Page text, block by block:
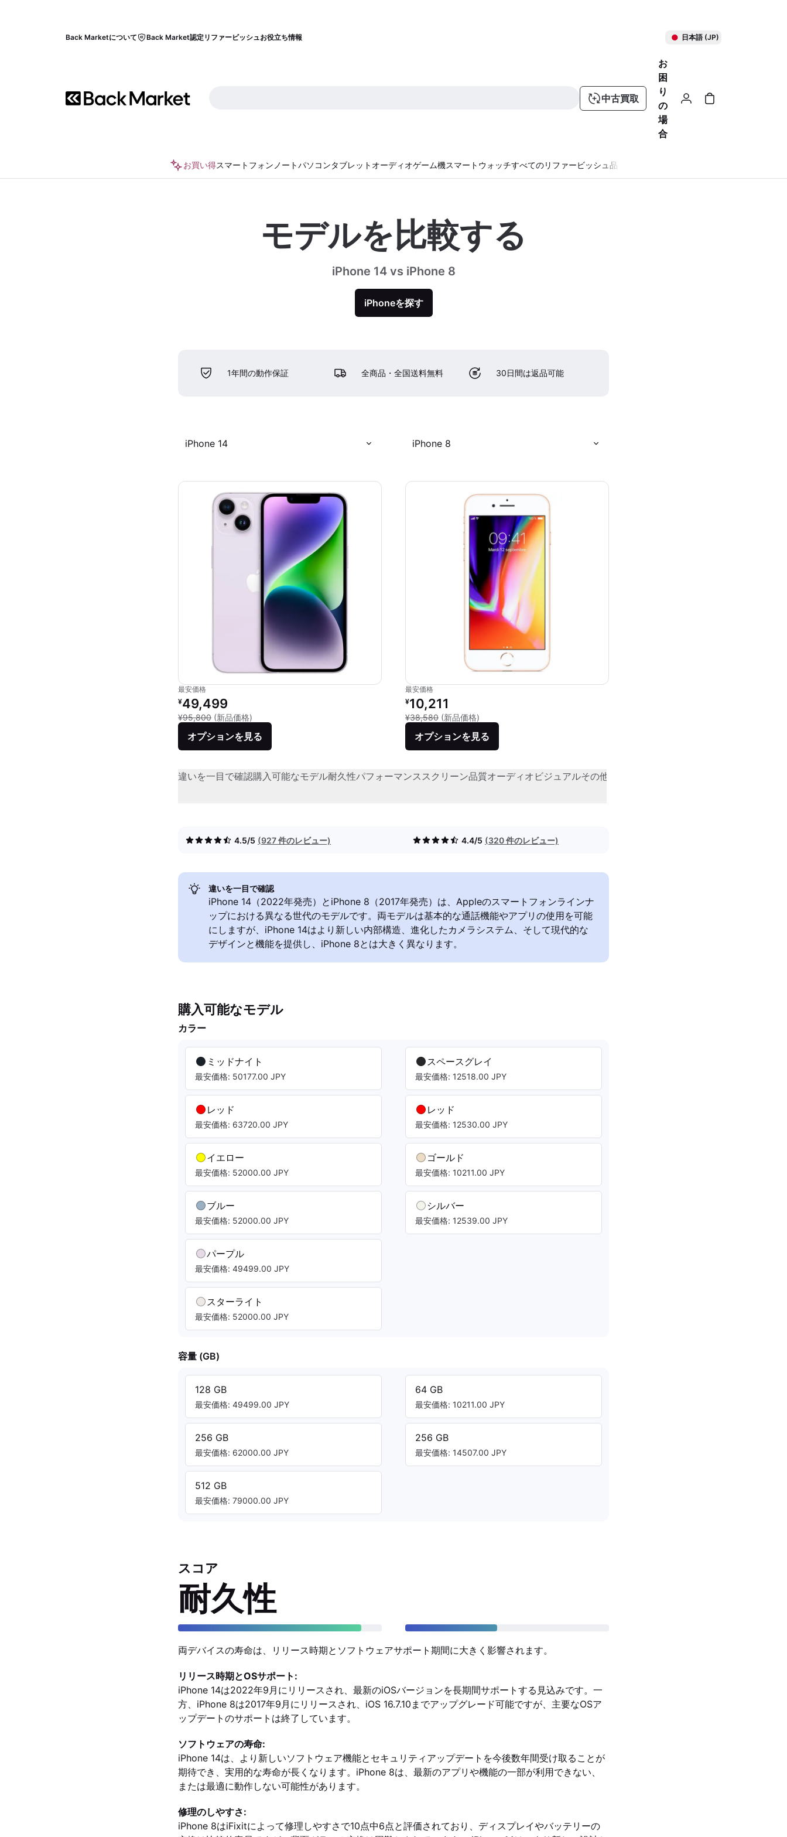
Back Marketについて Back Market認定リファービッシュお役立ち情報 日本語 (JP)
中古買取
お
困
り
の
場
合
お買い得スマートフォン ノートパソコンタブレット オーディオゲーム機スマートウォッチすべてのリファービッシュ品
モデルを比較する
iPhone 14 vs iPhone 8
iPhoneを探す
1年間の動作保証 全商品・全国送料無料 30日間は返品可能
iPhone 14 iPhone 8
最安価格
リファービッシュ品の価格：
¥49,499
¥95,800 (新品価格)
オプションを見る
最安価格
リファービッシュ品の価格：
¥10,211
¥38,580 (新品価格)
オプションを見る
違いを一目で確認購入可能なモデル耐久性パフォーマンススクリーン品質オーディオビジュアルその他
4.5/5 (927 件のレビュー) 4.4/5 (320 件のレビュー)
違いを一目で確認
iPhone 14（2022年発売）とiPhone 8（2017年発売）は、Appleのスマートフォンラインナ
ップにおける異なる世代のモデルです。両モデルは基本的な通話機能やアプリの使用を可能
にしますが、iPhone 14はより新しい内部構造、進化したカメラシステム、そして現代的な
デザインと機能を提供し、iPhone 8とは大きく異なります。
購入可能なモデル
カラー
ミッドナイト
最安価格: 50177.00 JPY
レッド
最安価格: 63720.00 JPY
イエロー
最安価格: 52000.00 JPY
ブルー
最安価格: 52000.00 JPY
パープル
最安価格: 49499.00 JPY
スターライト
最安価格: 52000.00 JPY
スペースグレイ
最安価格: 12518.00 JPY
レッド
最安価格: 12530.00 JPY
ゴールド
最安価格: 10211.00 JPY
シルバー
最安価格: 12539.00 JPY
容量 (GB)
128 GB
最安価格: 49499.00 JPY
256 GB
最安価格: 62000.00 JPY
512 GB
最安価格: 79000.00 JPY
64 GB
最安価格: 10211.00 JPY
256 GB
最安価格: 14507.00 JPY
スコア
耐久性
両デバイスの寿命は、リリース時期とソフトウェアサポート期間に大きく影響されます。
リリース時期とOSサポート:
iPhone 14は2022年9月にリリースされ、最新のiOSバージョンを長期間サポートする見込みです。一
方、iPhone 8は2017年9月にリリースされ、iOS 16.7.10までアップグレード可能ですが、主要なOSア
ップデートのサポートは終了しています。
ソフトウェアの寿命:
iPhone 14は、より新しいソフトウェア機能とセキュリティアップデートを今後数年間受け取ることが
期待でき、実用的な寿命が長くなります。iPhone 8は、最新のアプリや機能の一部が利用できない、
または最適に動作しない可能性があります。
修理のしやすさ:
iPhone 8はiFixitによって修理しやすさで10点中6点と評価されており、ディスプレイやバッテリーの